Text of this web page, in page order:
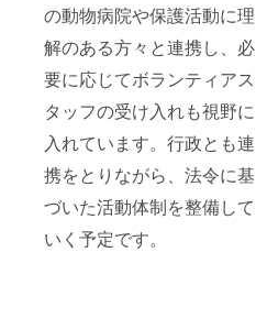
の動物病院や保護活動に理
解のある方々と連携し、必
要に応じてボランティアス
タッフの受け入れも視野に
入れています。行政とも連
携をとりながら、法令に基
づいた活動体制を整備して
いく予定です。